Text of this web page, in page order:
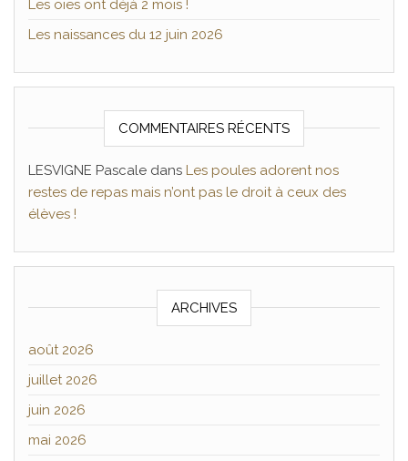
Les oies ont déjà 2 mois !
Les naissances du 12 juin 2026
COMMENTAIRES RÉCENTS
LESVIGNE Pascale dans Les poules adorent nos
restes de repas mais n’ont pas le droit à ceux des
élèves !
ARCHIVES
août 2026
juillet 2026
juin 2026
mai 2026